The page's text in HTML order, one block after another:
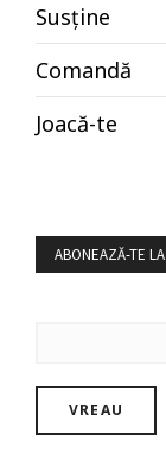
Susține
Comandă
Joacă-te
ABONEAZĂ-TE